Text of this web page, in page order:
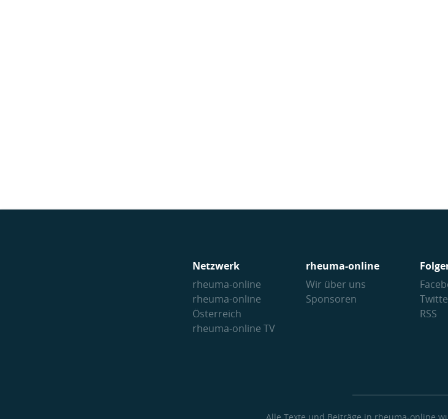
Netzwerk
rheuma-online
rheuma-online
Österreich
rheuma-online TV
rheuma-online
Wir über uns
Sponsoren
RSS